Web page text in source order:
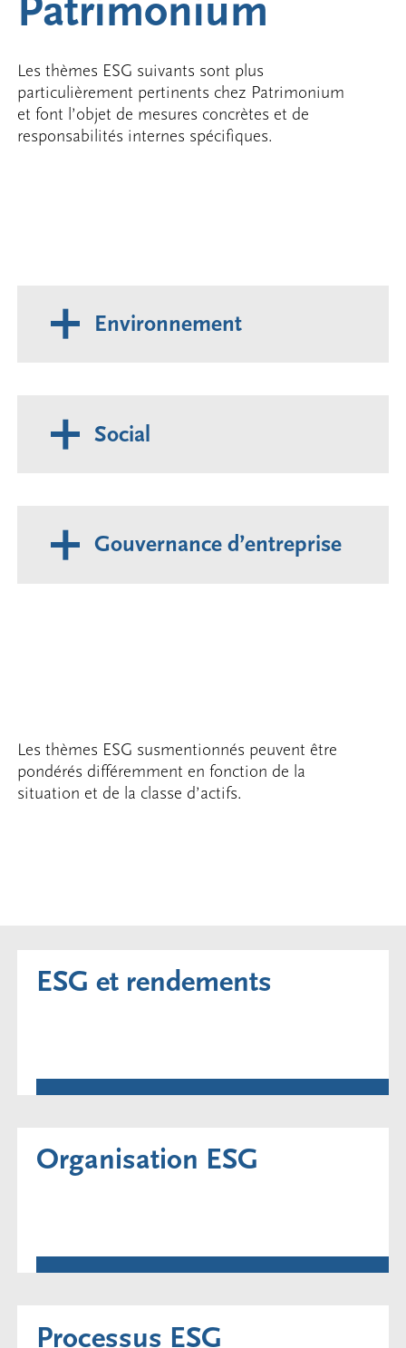
Patrimonium
Les thèmes ESG suivants sont plus
particulièrement pertinents chez Patrimonium
et font l’objet de mesures concrètes et de
responsabilités internes spécifiques.
Environnement
Social
Gouvernance d’entreprise
Les thèmes ESG susmentionnés peuvent être
pondérés différemment en fonction de la
situation et de la classe d’actifs.
ESG et rendements
Organisation ESG
Processus ESG